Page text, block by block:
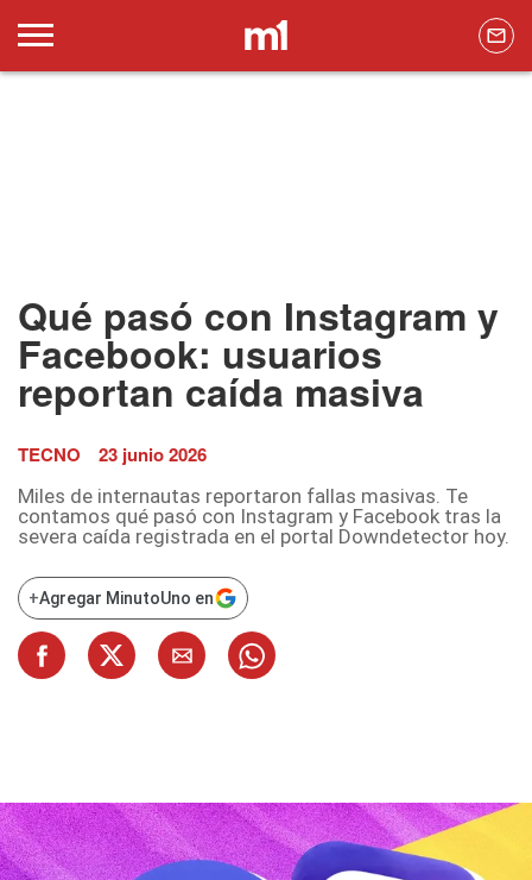
Qué pasó con Instagram y
Facebook: usuarios
reportan caída masiva
TECNO 23 junio 2026
Miles de internautas reportaron fallas masivas. Te
contamos qué pasó con Instagram y Facebook tras la
severa caída registrada en el portal Downdetector hoy.
+Agregar MinutoUno en